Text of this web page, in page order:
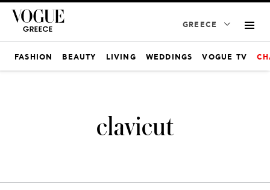
GREECE
FASHION BEAUTY LIVING WEDDINGS VOGUE TV
clavicut